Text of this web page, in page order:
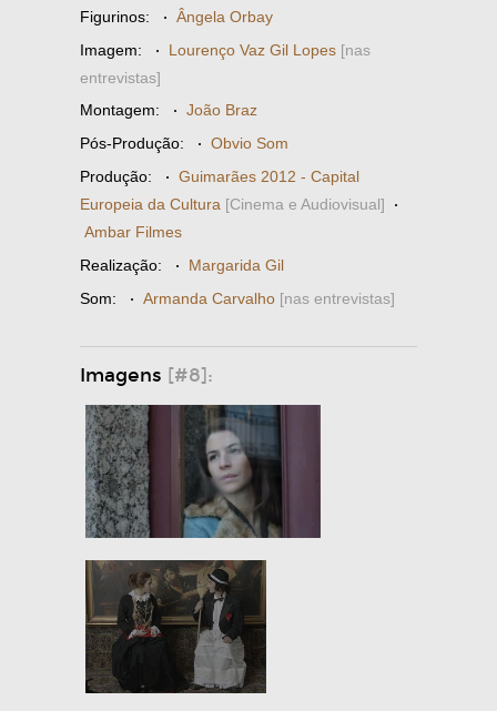
Figurinos: · Ângela Orbay
Imagem: · Lourenço Vaz Gil Lopes [nas
entrevistas]
Montagem: · João Braz
Pós-Produção: · Obvio Som
Produção: · Guimarães 2012 - Capital
Europeia da Cultura [Cinema e Audiovisual] ·
Ambar Filmes
Realização: · Margarida Gil
Som: · Armanda Carvalho [nas entrevistas]
Imagens [#8]: